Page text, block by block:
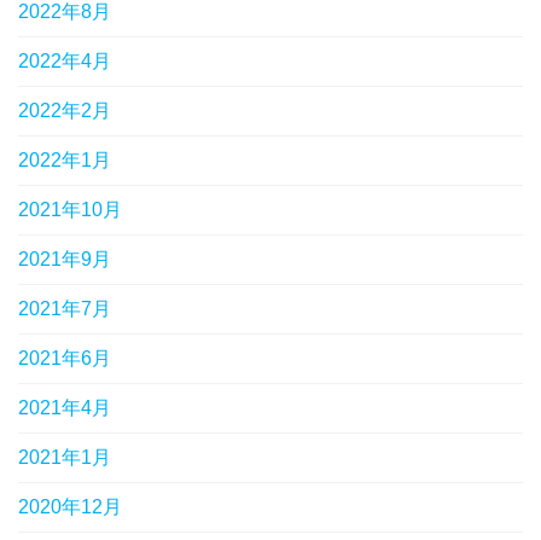
2022年8月
2022年4月
2022年2月
2022年1月
2021年10月
2021年9月
2021年7月
2021年6月
2021年4月
2021年1月
2020年12月